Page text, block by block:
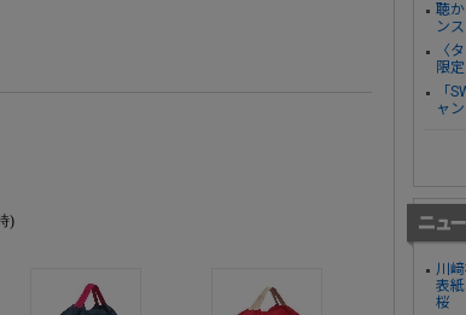
)
聴
ン
〈
限
「
ャ
川
表
桜